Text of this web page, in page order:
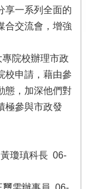
享一系列全面的
合交流會，增強
院校辦理市政
校申請，藉由參
態，加深他們對
極參與市政發
瓊瑱科長 06-